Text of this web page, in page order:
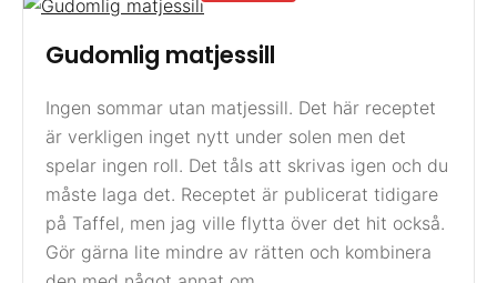
Gudomlig matjessill
Ingen sommar utan matjessill. Det här receptet
är verkligen inget nytt under solen men det
spelar ingen roll. Det tåls att skrivas igen och du
måste laga det. Receptet är publicerat tidigare
på Taffel, men jag ville flytta över det hit också.
Gör gärna lite mindre av rätten och kombinera